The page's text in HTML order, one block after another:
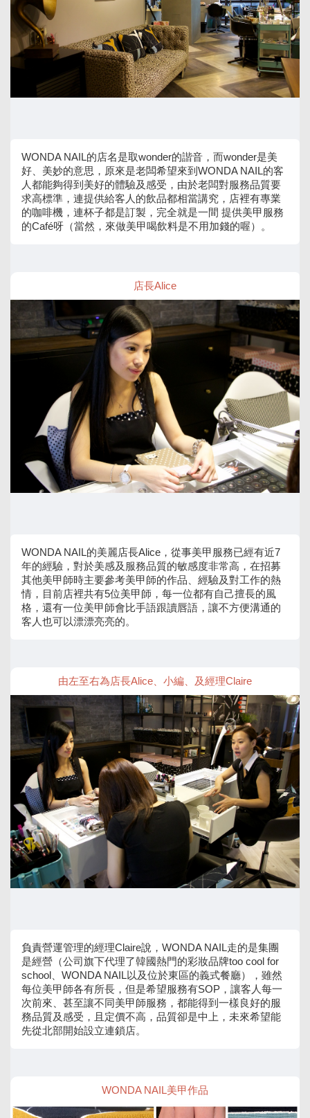
WONDA NAIL的店名是取wonder的諧音，而wonder是美
好、美妙的意思，原來是老闆希望來到WONDA NAIL的客
人都能夠得到美好的體驗及感受，由於老闆對服務品質要
求高標準，連提供給客人的飲品都相當講究，店裡有專業
的咖啡機，連杯子都是訂製，完全就是一間 提供美甲服務
的Café呀（當然，來做美甲喝飲料是不用加錢的喔）。
店長Alice
WONDA NAIL的美麗店長Alice，從事美甲服務已經有近7
年的經驗，對於美感及服務品質的敏感度非常高，在招募
其他美甲師時主要參考美甲師的作品、經驗及對工作的熱
情，目前店裡共有5位美甲師，每一位都有自己擅長的風
格，還有一位美甲師會比手語跟讀唇語，讓不方便溝通的
客人也可以漂漂亮亮的。
由左至右為店長Alice、小編、及經理Claire
負責營運管理的經理Claire說，WONDA NAIL走的是集團
是經營（公司旗下代理了韓國熱門的彩妝品牌too cool for
school、WONDA NAIL以及位於東區的義式餐廳），雖然
每位美甲師各有所長，但是希望服務有SOP，讓客人每一
次前來、甚至讓不同美甲師服務，都能得到一樣良好的服
務品質及感受，且定價不高，品質卻是中上，未來希望能
先從北部開始設立連鎖店。
WONDA NAIL美甲作品